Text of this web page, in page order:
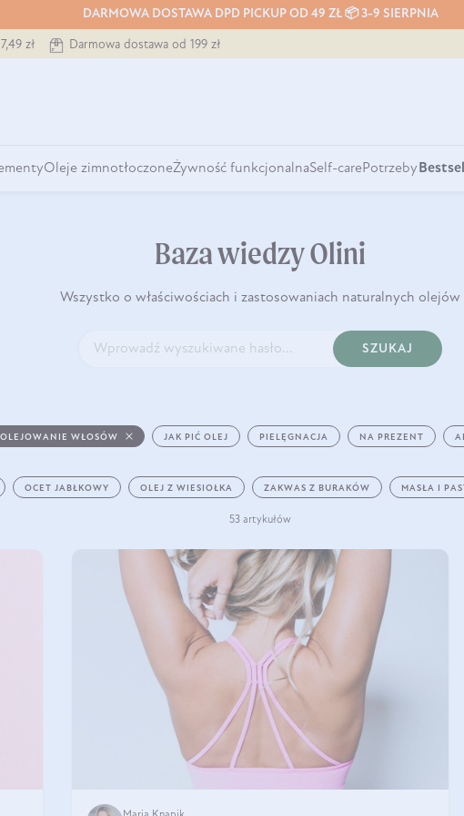
DARMOWA DOSTAWA DPD PICKUP OD 49 ZŁ 📦 3-9 SIERPNIA
zł Darmowa dostawa od 199 zł
Oleje zimnotłoczoneŻywność funkcjonalnaSelf-carePotrzeby
Baza wiedzy Olini
Wszystko o właściwościach i zastosowaniach naturalnych olejów
SZUKAJ
OLEJOWANIE WŁOSÓW JAK PIĆ OLEJ PIELĘGNACJA NA PREZENT
OCET JABŁKOWY OLEJ Z WIESIOŁKA ZAKWAS Z BURAKÓW MASŁA I
53 artykułów